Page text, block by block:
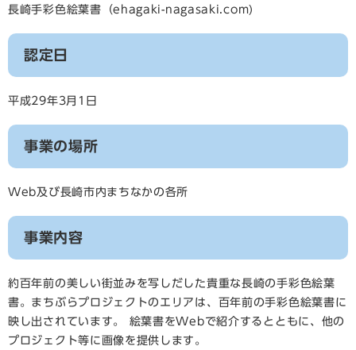
長崎手彩色絵葉書（ehagaki-nagasaki.com)
認定日
平成29年3月1日
事業の場所
Web及び長崎市内まちなかの各所
事業内容
約百年前の美しい街並みを写しだした貴重な長崎の手彩色絵葉
書。まちぶらプロジェクトのエリアは、百年前の手彩色絵葉書に
映し出されています。 絵葉書をWebで紹介するとともに、他の
プロジェクト等に画像を提供します。